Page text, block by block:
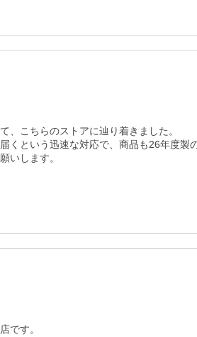
、こちらのストアに辿り着きました。
くという迅速な対応で、商品も26年度
いします。
です。